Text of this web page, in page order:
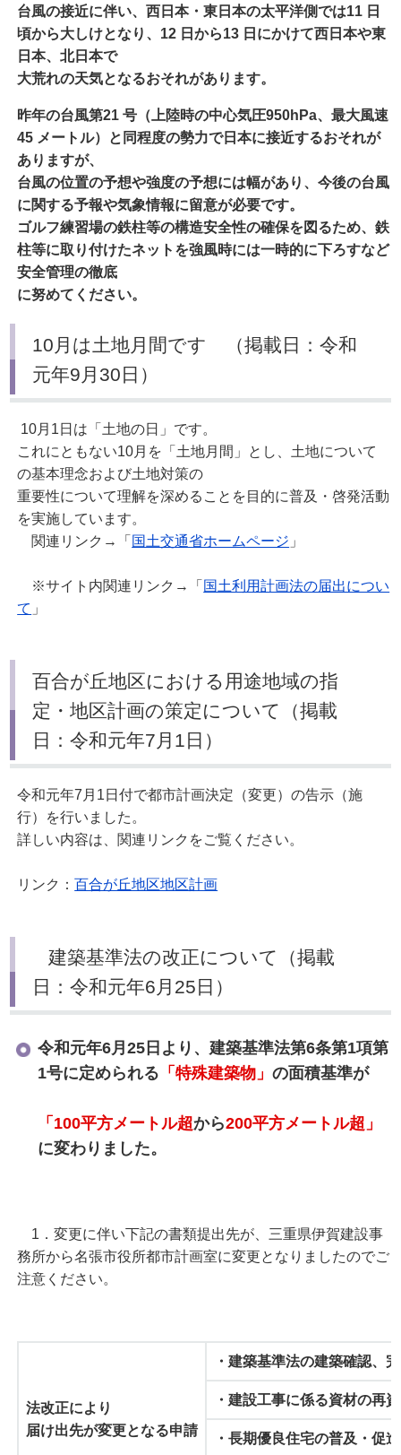
台風の接近に伴い、西日本・東日本の太平洋側では11 日
頃から大しけとなり、12 日から13 日にかけて西日本や東
日本、北日本で
大荒れの天気となるおそれがあります。
昨年の台風第21 号（上陸時の中心気圧950hPa、最大風速
45 メートル）と同程度の勢力で日本に接近するおそれが
ありますが、
台風の位置の予想や強度の予想には幅があり、今後の台風
に関する予報や気象情報に留意が必要です。
ゴルフ練習場の鉄柱等の構造安全性の確保を図るため、鉄
柱等に取り付けたネットを強風時には一時的に下ろすなど
安全管理の徹底
に努めてください。
10月は土地月間です （掲載日：令和
元年9月30日）
10月1日は「土地の日」です。
これにともない10月を「土地月間」とし、土地について
の基本理念および土地対策の
重要性について理解を深めることを目的に普及・啓発活動
を実施しています。
関連リンク→「 国土交通省ホームページ 」
※サイト内関連リンク→「 国土利用計画法の届出につい
て 」
百合が丘地区における用途地域の指
定・地区計画の策定について（掲載
日：令和元年7月1日）
令和元年7月1日付で都市計画決定（変更）の告示（施
行）を行いました。
詳しい内容は、関連リンクをご覧ください。
リンク：百合が丘地区地区計画
建築基準法の改正について（掲載
日：令和元年6月25日）
令和元年6月25日より、建築基準法第6条第1項第
1号に定められる 「特殊建築物」 の面積基準が
「100平方メートル超から200平方メートル超」
に変わりました。
1．変更に伴い下記の書類提出先が、三重県伊賀建設事
務所から名張市役所都市計画室に変更となりましたのでご
注意ください。
法改正により
届け出先が変更となる申請
・建築基準法の建築確認、
・建設工事に係る資材の再
・長期優良住宅の普及・促